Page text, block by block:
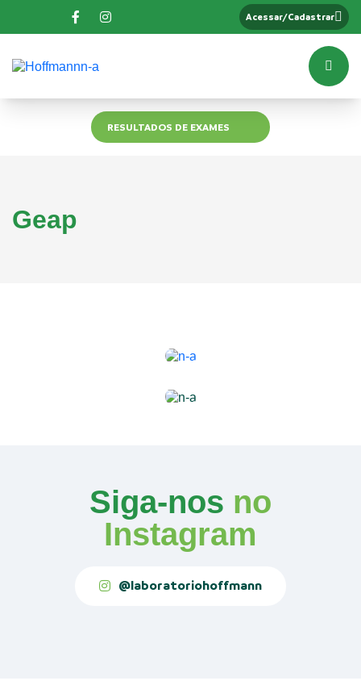
Acessar/Cadastrar
RESULTADOS DE EXAMES
Geap
Siga-nos no
Instagram
@laboratoriohoffmann